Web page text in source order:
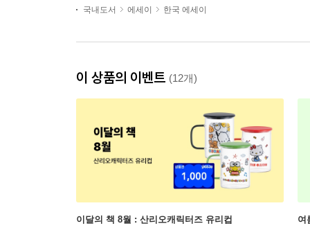
국내도서 에세이 한국 에세이
이 상품의 이벤트 (12개)
이달의 책 8월 : 산리오캐릭터즈 유리컵 여